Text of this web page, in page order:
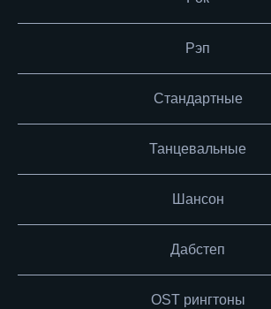
Рэп
Стандартные
Танцевальные
Шансон
Дабстеп
OST рингтоны